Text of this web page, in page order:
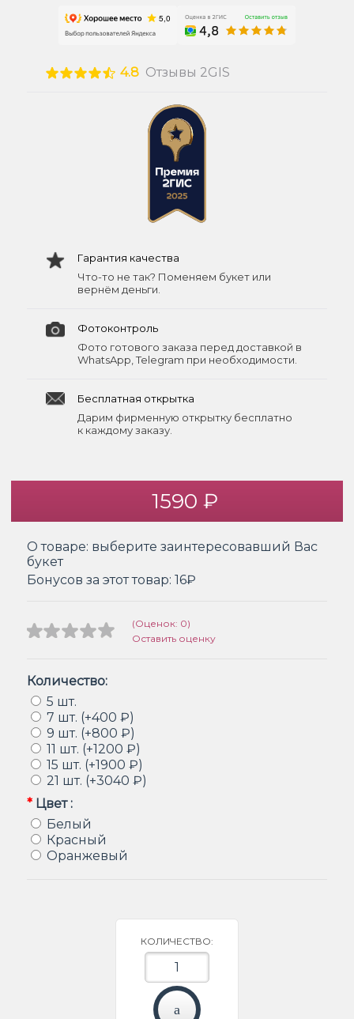
4.8 Отзывы 2GIS
Гарантия качества
Что-то не так? Поменяем букет или
вернём деньги.
Фотоконтроль
Фото готового заказа перед доставкой в
WhatsApp, Telegram при необходимости.
Бесплатная открытка
Дарим фирменную открытку бесплатно
к каждому заказу.
1590 ₽
О товаре: выберите заинтересовавший Вас
букет
Бонусов за этот товар: 16₽
(Оценок: 0)
Оставить оценку
Количество:
5 шт.
7 шт. (+400 ₽)
9 шт. (+800 ₽)
11 шт. (+1200 ₽)
15 шт. (+1900 ₽)
21 шт. (+3040 ₽)
* Цвет :
Белый
Красный
Оранжевый
КОЛИЧЕСТВО: